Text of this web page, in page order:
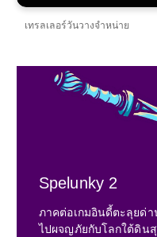
เทรลเลอร์วันวางจำหน่าย
Spelunky 2
ภาคต่อเกมอินดี้ตะลุยด่
ไปผจญภัยกับโลกใต้ดิน